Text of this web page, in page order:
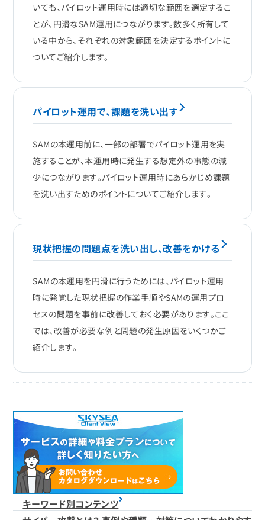
いても、パイロット運用時には適切な範囲を選定するこ
とが、円滑なSAM運用につながります。数多く所有して
いる中から、それぞれの対象範囲を決定するポイントに
ついてご紹介します。
パイロット運用で、課題を洗い出す
SAMの本運用前に、一部の部署でパイロット運用を実
施することが、本運用時に発生する想定外の事態の減
少につながります。パイロット運用時にあらかじめ課題
を洗い出すためのポイントについてご紹介します。
現状把握の問題点を洗い出し、改善をかける
SAMの本運用を円滑に行うためには、パイロット運用
時に発覚した現状把握の作業手順やSAMの運用プロ
セスの問題を事前に改善しておく必要があります。ここ
では、改善が必要な例と問題の発生原因をいくつかご
紹介します。
キーワード別コンテンツ